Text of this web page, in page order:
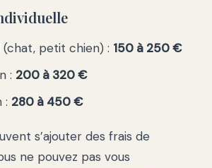
(chat, petit chien) : 150 à 250 €
: 200 à 320 €
: 280 à 450 €
s’ajouter des frais de
ne pouvez pas vous